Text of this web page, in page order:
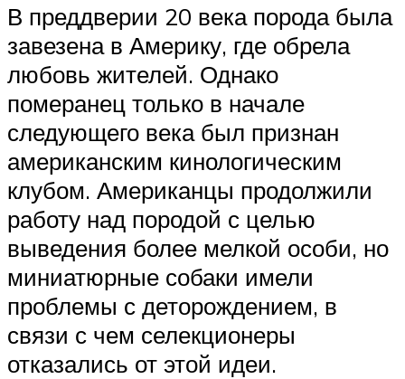
В преддверии 20 века порода была
завезена в Америку, где обрела
любовь жителей. Однако
померанец только в начале
следующего века был признан
американским кинологическим
клубом. Американцы продолжили
работу над породой с целью
выведения более мелкой особи, но
миниатюрные собаки имели
проблемы с деторождением, в
связи с чем селекционеры
отказались от этой идеи.